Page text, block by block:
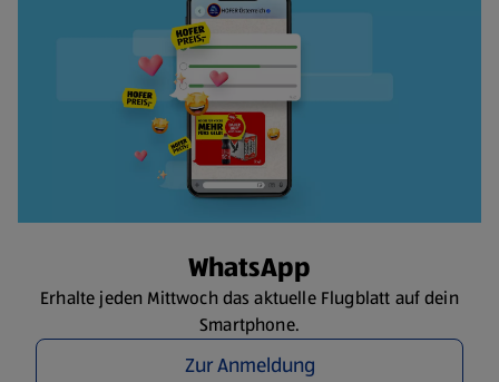
WhatsApp
Erhalte jeden Mittwoch das aktuelle Flugblatt auf dein
Smartphone.
Zur Anmeldung